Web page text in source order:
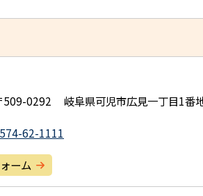
509-0292 岐阜県可児市広見一丁目1番
62-1111
ーム